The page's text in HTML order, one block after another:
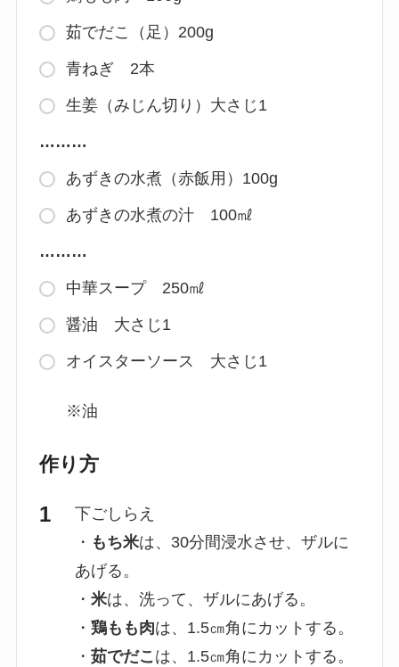
茹でだこ（足）200g
青ねぎ 2本
生姜（みじん切り）大さじ1
………
あずきの水煮（赤飯用）100g
あずきの水煮の汁 100㎖
………
中華スープ 250㎖
醤油 大さじ1
オイスターソース 大さじ1
※油
作り方
下ごしらえ
・ もち米は、30分間浸水させ、ザルに
あげる。
・ 米は、洗って、ザルにあげる。
・ 鶏もも肉は、1.5㎝角にカットする。
・ 茹でだこは、1.5㎝角にカットする。